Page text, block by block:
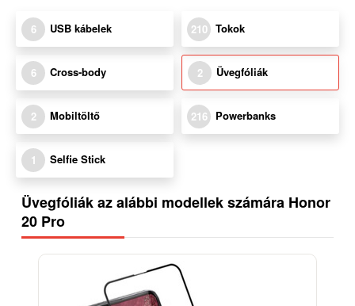
6 USB kábelek 210 Tokok
6 Cross-body 2 Üvegfóliák
2 Mobiltöltő 216 Powerbanks
1 Selfie Stick
Üvegfóliák az alábbi modellek számára Honor
20 Pro